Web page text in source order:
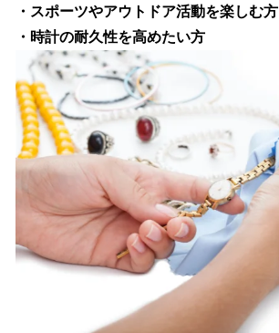
・スポーツやアウトドア活動を楽しむ方
・時計の耐久性を高めたい方